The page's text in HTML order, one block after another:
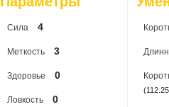
Сила 4
Меткость 3
Здоровье 0
Ловкость 0